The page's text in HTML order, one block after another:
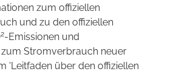
zum offiziellen
und zu den offiziellen
2-Emissionen und
Stromverbrauch neuer
'Leitfaden über den offiziellen